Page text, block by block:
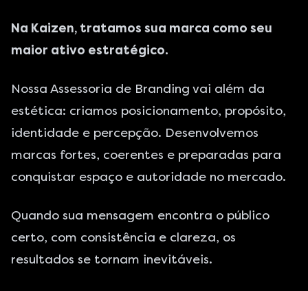
Na Kaizen, tratamos sua marca como seu
maior ativo estratégico.
Nossa Assessoria de Branding vai além da
estética: criamos posicionamento, propósito,
identidade e percepção. Desenvolvemos
marcas fortes, coerentes e preparadas para
conquistar espaço e autoridade no mercado.
Quando sua mensagem encontra o público
certo, com consistência e clareza, os
resultados se tornam inevitáveis.